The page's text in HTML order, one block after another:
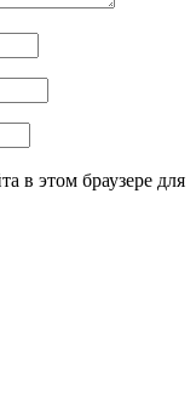
в этом браузере для